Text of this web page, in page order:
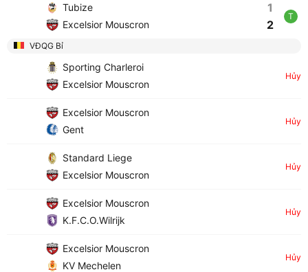
Tubize
Excelsior Mouscron
1
2
T
VĐQG Bỉ
Sporting Charleroi
Excelsior Mouscron
Hủy
Excelsior Mouscron
Gent
Hủy
Standard Liege
Excelsior Mouscron
Hủy
Excelsior Mouscron
K.F.C.O.Wilrijk
Hủy
Excelsior Mouscron
KV Mechelen
Hủy